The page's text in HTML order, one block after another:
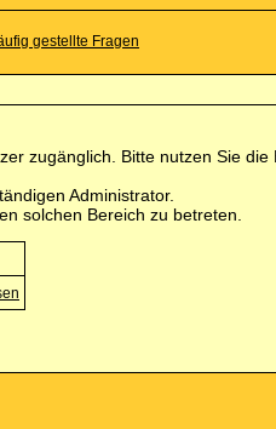
zugänglich. Bitte nutzen Sie die
Administrator.
solchen Bereich zu betreten.